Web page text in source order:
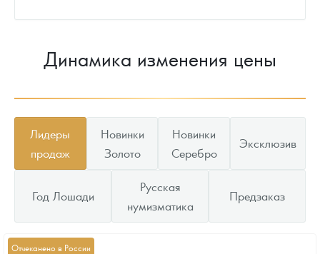
Динамика изменения цены
Лидеры
продаж
Новинки
Золото
Новинки
Серебро
Эксклюзив
Год Лошади
Русская
нумизматика
Предзаказ
Отчеканено в России